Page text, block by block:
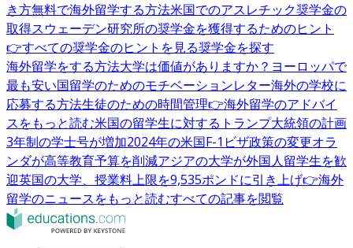
き方無料で海外留学する方法米国でのアスレチック奨学金の
取得スウェーデン研究所の奨学金を獲得するためのヒント
👉すべての奨学金のヒントを見る奨学金を探す
海外留学をする方法大学は価値がありますか？ ヨーロッパで
最も安い国留学のためのモチベーションレター海外の学校に
応募する方法生徒のための時間管理👉海外留学のアドバイ
スをもっと読む米国の留学生に対するトランプ大統領の計画
3年制の学士号が増加2024年の米国F-1ビザ政策の変更オラ
ンダが高等教育予算を削減アジアの大学が外国人留学生を歓
迎英国の大学、授業料上限を9,535ポンドに引き上げ👉海外
留学のニュースをもっと読むすべての記事を閲覧